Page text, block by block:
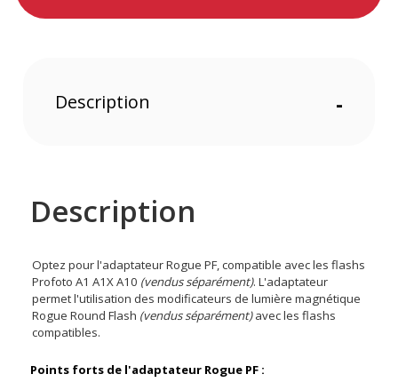
Description -
Description
Optez pour l'adaptateur Rogue PF, compatible avec les flashs
Profoto A1 A1X A10 (vendus séparément). L'adaptateur
permet l'utilisation desmodificateurs de lumière magnétique
Rogue Round Flash (vendus séparément)avec les flashs
compatibles.
Points forts de l'adaptateur Rogue PF :